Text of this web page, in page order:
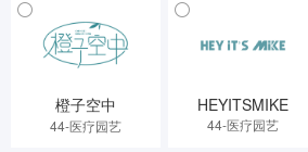
橙子空中
44-医疗园艺
HEYITSMIKE
44-医疗园艺